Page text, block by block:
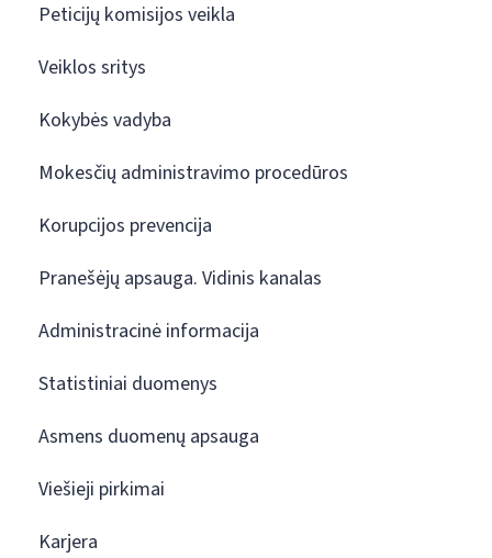
Peticijų komisijos veikla
Veiklos sritys
Kokybės vadyba
Mokesčių administravimo procedūros
Korupcijos prevencija
Pranešėjų apsauga. Vidinis kanalas
Administracinė informacija
Statistiniai duomenys
Asmens duomenų apsauga
Viešieji pirkimai
Karjera